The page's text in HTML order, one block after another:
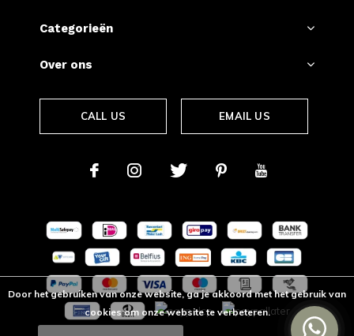
Categorieën
Over ons
CALL US EMAIL US
Door het gebruiken van onze website, ga je akkoord met het gebruik van
cookies om onze website te verbeteren.